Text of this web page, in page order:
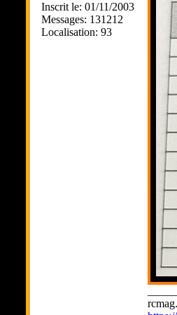
Inscrit le: 01/11/2003
Messages: 131212
Localisation: 93